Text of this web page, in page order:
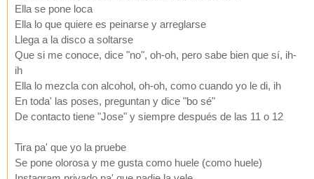
Ella se pone loca
Ella lo que quiere es peinarse y arreglarse
Llega a la disco a soltarse
Que si me conoce, dice "no", oh-oh, pero sabe bien que sí, ih-
ih
Ella lo mezcla con alcohol, oh-oh, como cuando yo le di, ih
En toda' las poses, preguntan y dice "bo sé"
De contacto tiene "Jose" y siempre después de las 11 o 12
Tira pa' que yo la pruebe
Se pone olorosa y me gusta como huele (como huele)